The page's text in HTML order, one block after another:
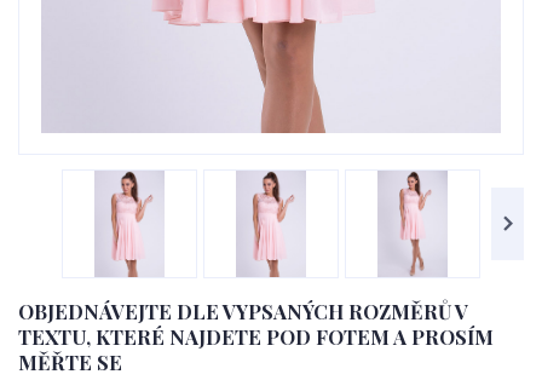
OBJEDNÁVEJTE DLE VYPSANÝCH ROZMĚRŮ V
TEXTU, KTERÉ NAJDETE POD FOTEM A PROSÍM
MĚŘTE SE